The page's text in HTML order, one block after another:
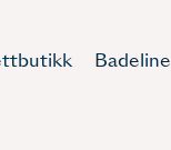
Badeline